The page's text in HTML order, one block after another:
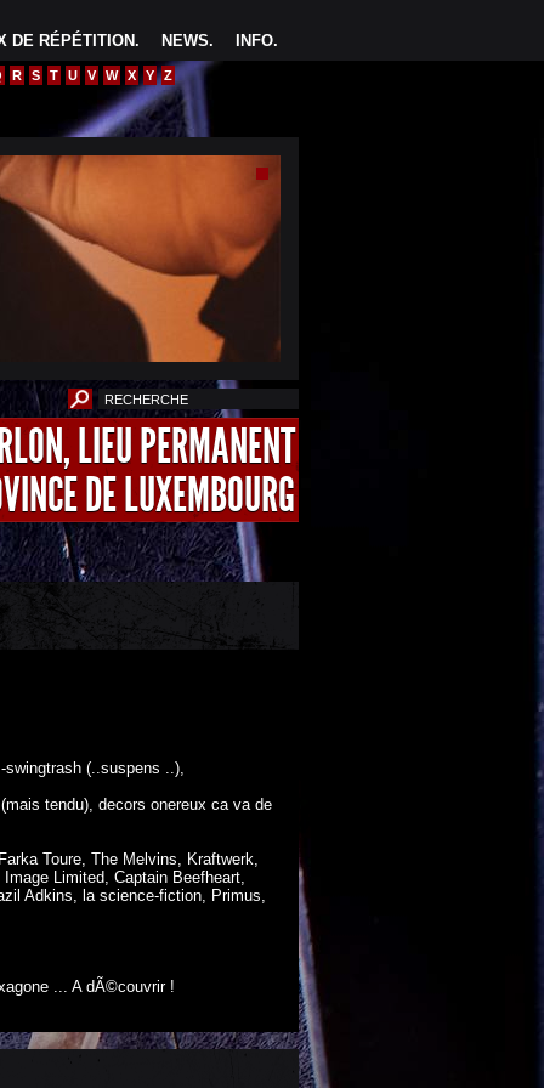
INFO.
NEWS.
DE RÉPÉTITION.
R S T U V W X Y Z
LIEU PERMANENT
DE LUXEMBOURG
swingtrash (..suspens ..),
tendu), decors onereux ca va de
Toure, The Melvins, Kraftwerk,
Limited, Captain Beefheart,
Adkins, la science-fiction, Primus,
... A dÃ©couvrir !